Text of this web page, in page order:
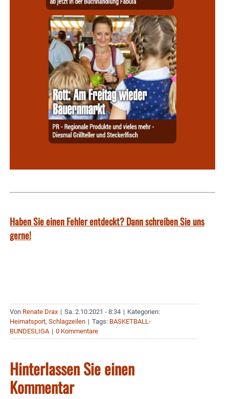
Haben Sie einen Fehler entdeckt? Dann schreiben Sie uns
gerne!
Von Renate Drax | Sa. 2.10.2021 - 8:34 | Kategorien:
Heimatsport, Schlagzeilen | Tags: BASKETBALL-
BUNDESLIGA | 0 Kommentare
Hinterlassen Sie einen
Kommentar